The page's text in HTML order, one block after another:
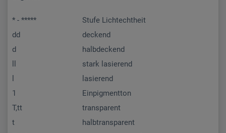
* - *****
Stufe Lichtechtheit
dd
deckend
d
halbdeckend
stark lasierend
lasierend
1
Einpigmentton
T,tt
transparent
t
halbtransparent